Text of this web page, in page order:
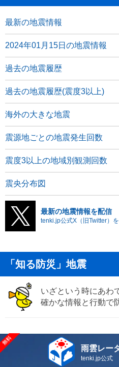
最新の地震情報
2024年01月15日の地震情報
過去の地震履歴
過去の地震履歴(震度3以上)
海外の大きな地震
震源地ごとの地震発生回数
震度3以上の地域別観測回数
震央分布図
最新の地震情報を配信
tenki.jp公式X（旧Twitter）を
「知る防災」地震
いざという時にあわ
確かな情報と行動で
雨雲レー
tenki.jp公式